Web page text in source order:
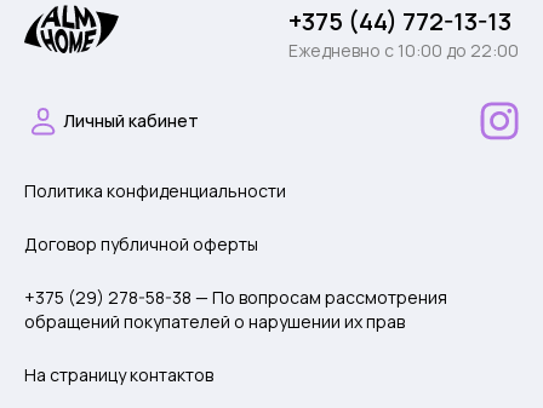
+375 (44) 772-13-13
Ежедневно c 10:00 до 22:00
Личный кабинет
Политика конфиденциальности
Договор публичной оферты
+375 (29) 278-58-38 — По вопросам рассмотрения
обращений покупателей о нарушении их прав
На страницу контактов